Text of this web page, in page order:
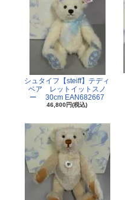
シュタイフ【steiff】テディ
ベア レットイットスノ
ー 30cm EAN682667
46,800円(税込)